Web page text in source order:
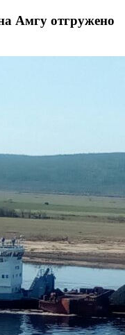
Амгу отгружено